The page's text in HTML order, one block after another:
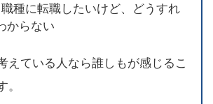
種に転職したいけど、どうすれ
からない
えている人なら誰しもが感じるこ
。